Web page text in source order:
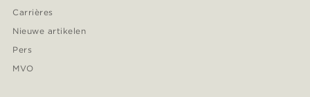
Carrières
Nieuwe artikelen
Pers
MVO